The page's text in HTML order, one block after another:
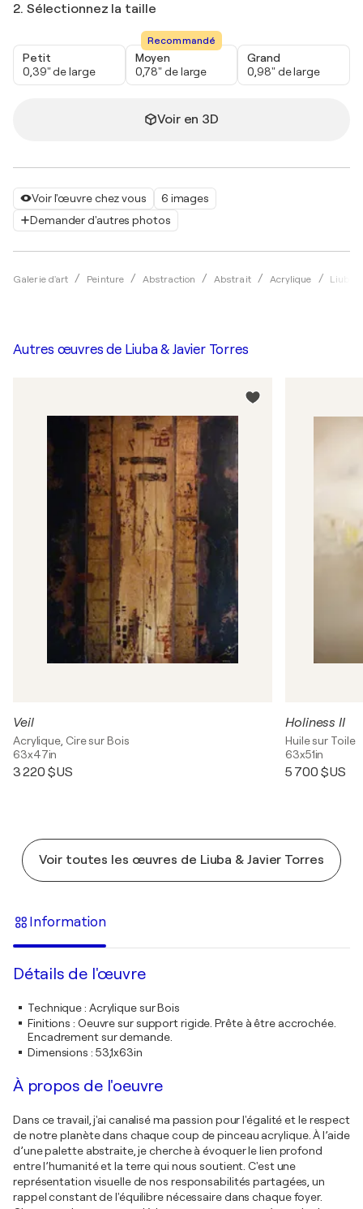
Voir l'œuvre chez vous
6 images
Demander d'autres photos
Galerie d'art Peinture Abstraction Abstrait Acrylique Liuba
2. Sélectionnez la taille
Petit
0,39" de large
Recommandé
Moyen
0,78" de large
Grand
0,98" de large
Voir en 3D
Autres œuvres de Liuba & Javier Torres
Veil
Acrylique, Cire sur Bois
63x47in
3 220 $US
Holiness II
Huile sur Toile
63x51in
5 700 $US
Voir toutes les œuvres de Liuba & Javier Torres
Information
Détails de l'œuvre
Technique: Acrylique sur Bois
Finitions : Oeuvre sur support rigide. Prête à être accrochée.
Encadrement sur demande.
Dimensions : 53,1x63in
À propos de l'oeuvre
Dans ce travail, j'ai canalisé ma passion pour l'égalité et le respect
de notre planète dans chaque coup de pinceau acrylique. À l’aide
d’une palette abstraite, je cherche à évoquer le lien profond
entre l’humanité et la terre qui nous soutient. C'est une
représentation visuelle de nos responsabilités partagées, un
rappel constant de l'équilibre nécessaire dans chaque foyer.